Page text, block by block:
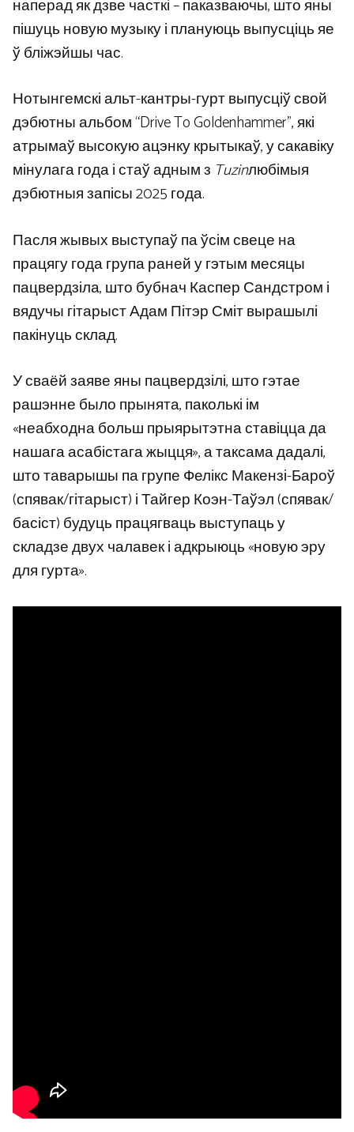
наперад як дзве часткі – паказваючы, што яны
пішуць новую музыку і плануюць выпусціць яе
ў бліжэйшы час.
Нотынгемскі альт-кантры-гурт выпусціў свой
дэбютны альбом “Drive To Goldenhammer”, які
атрымаў высокую ацэнку крытыкаў, у сакавіку
мінулага года і стаў адным з Tuzinлюбімыя
дэбютныя запісы 2025 года.
Пасля жывых выступаў па ўсім свеце на
працягу года група раней у гэтым месяцы
пацвердзіла, што бубнач Каспер Сандстром і
вядучы гітарыст Адам Пітэр Сміт вырашылі
пакінуць склад.
У сваёй заяве яны пацвердзілі, што гэтае
рашэнне было прынята, паколькі ім
«неабходна больш прыярытэтна ставіцца да
нашага асабістага жыцця», а таксама дадалі,
што таварышы па групе Фелікс Макензі-Бароў
(спявак/гітарыст) і Тайгер Коэн-Таўэл (спявак/
басіст) будуць працягваць выступаць у
складзе двух чалавек і адкрыюць «новую эру
для гурта».